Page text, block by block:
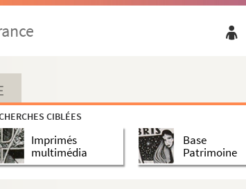
CIBLÉES
Imprimés
multimédia
Base
Patrimoine